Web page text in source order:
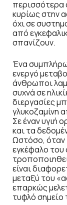
περισσότερα
κυρίως στην
όχι σε
από
σπανίζουν.
Ένα
ενεργό
άνθρωποι
συχνά σε
διεργασίες
γλυκοζαμίνη
Σε έναν υγιή
και τα
Ωστόσο, όταν
εγκέφαλο του
είναι
μεταξύ του
επαρκώς
τυφλό σημείο